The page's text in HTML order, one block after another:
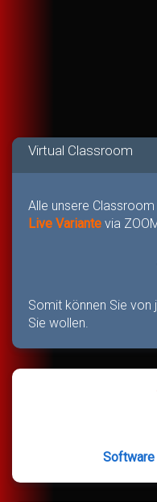
Virtual Classroom
Alle unsere
Live Variante via
Somit können Sie von
Sie wollen.